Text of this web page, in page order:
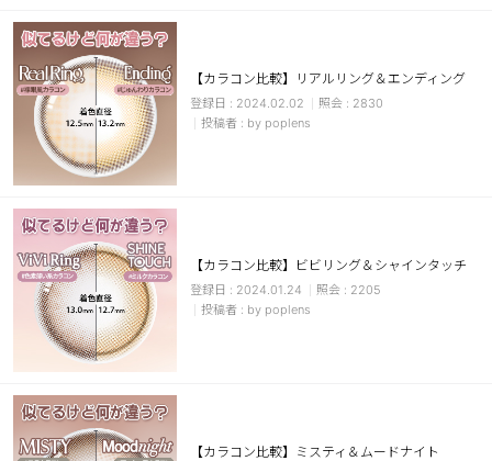
カラコン
装着期間
1 Day
2 Weeks
1 Month
よりどりキット
カラー
ブラウン
チョコ
グレー
ブラック
ヘーゼル
ブルー
透明
乱視用
【カラコン比較】リアルリング＆エンディング
2024.02.02
2830
by poplens
【カラコン比較】ビビリング＆シャインタッチ
2024.01.24
2205
by poplens
【カラコン比較】ミスティ＆ムードナイト